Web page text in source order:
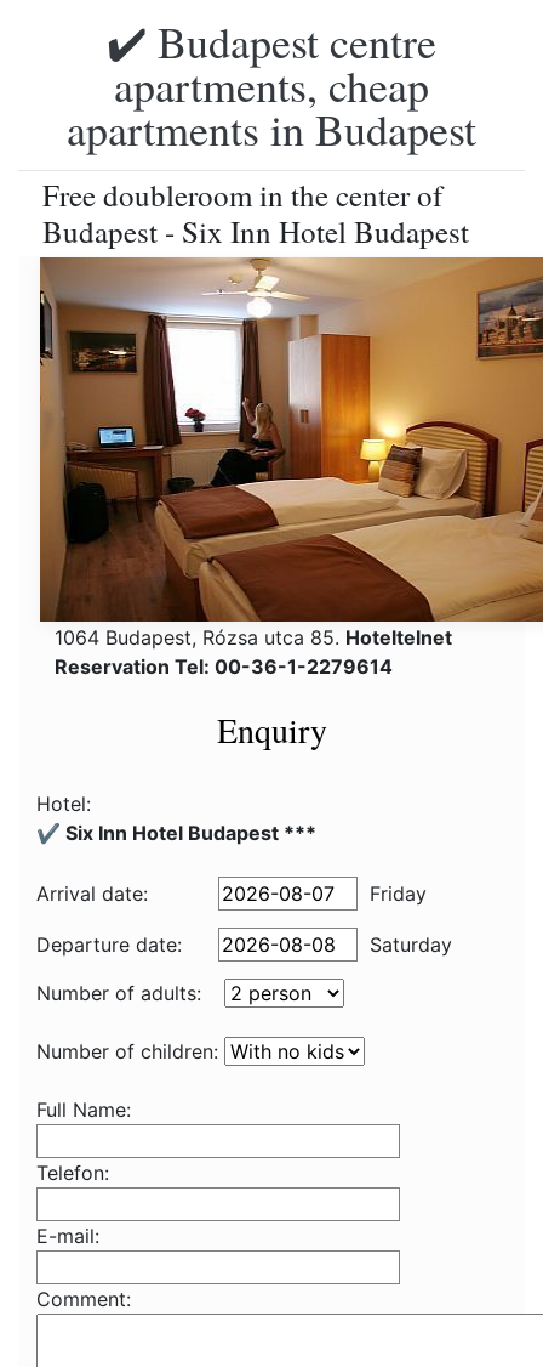
✔️ Budapest centre
apartments, cheap
apartments in Budapest
Free doubleroom in the center of
Budapest - Six Inn Hotel Budapest
1064 Budapest, Rózsa utca 85. Hoteltelnet
Reservation Tel: 00-36-1-2279614
Enquiry
Hotel:
✔️ Six Inn Hotel Budapest ***
Arrival date: Friday
Departure date:
Saturday
Number of adults:
Number of children:
Full Name:
Telefon:
E-mail:
Comment: